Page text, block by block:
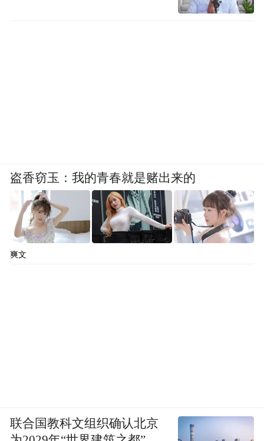
盗香窃玉：我的青春就是赌出来的
爽文
联合国教科文组织确认北京